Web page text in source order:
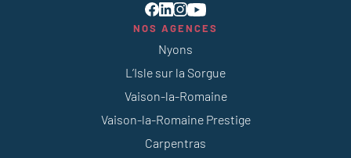
NOS AGENCES
Nyons
L’Isle sur la Sorgue
Vaison-la-Romaine
Vaison-la-Romaine Prestige
Carpentras